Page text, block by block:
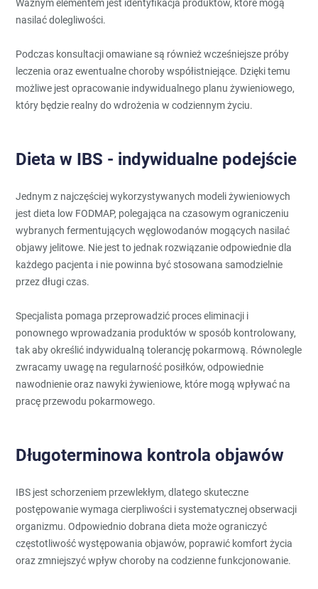
Ważnym elementem jest identyfikacja produktów, które mogą
nasilać dolegliwości.
Podczas konsultacji omawiane są również wcześniejsze próby
leczenia oraz ewentualne choroby współistniejące. Dzięki temu
możliwe jest opracowanie indywidualnego planu żywieniowego,
który będzie realny do wdrożenia w codziennym życiu.
Dieta w IBS - indywidualne podejście
Jednym z najczęściej wykorzystywanych modeli żywieniowych
jest dieta low FODMAP, polegająca na czasowym ograniczeniu
wybranych fermentujących węglowodanów mogących nasilać
objawy jelitowe. Nie jest to jednak rozwiązanie odpowiednie dla
każdego pacjenta i nie powinna być stosowana samodzielnie
przez długi czas.
Specjalista pomaga przeprowadzić proces eliminacji i
ponownego wprowadzania produktów w sposób kontrolowany,
tak aby określić indywidualną tolerancję pokarmową. Równolegle
zwracamy uwagę na regularność posiłków, odpowiednie
nawodnienie oraz nawyki żywieniowe, które mogą wpływać na
pracę przewodu pokarmowego.
Długoterminowa kontrola objawów
IBS jest schorzeniem przewlekłym, dlatego skuteczne
postępowanie wymaga cierpliwości i systematycznej obserwacji
organizmu. Odpowiednio dobrana dieta może ograniczyć
częstotliwość występowania objawów, poprawić komfort życia
oraz zmniejszyć wpływ choroby na codzienne funkcjonowanie.